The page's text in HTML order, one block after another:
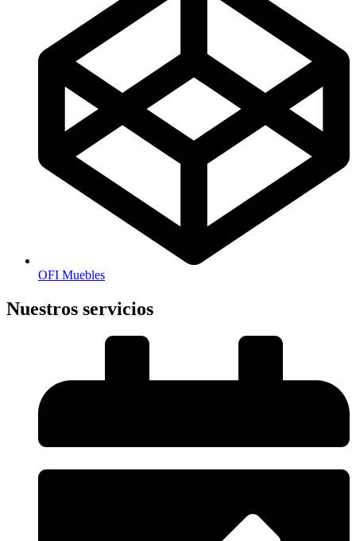
OFI Muebles
Nuestros servicios